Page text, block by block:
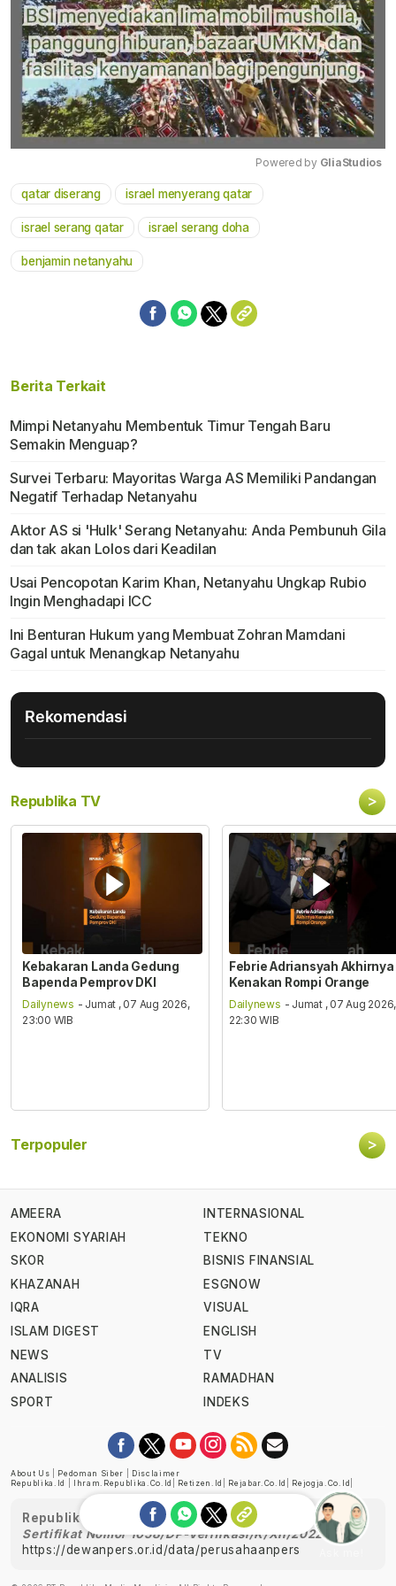
Powered by GliaStudios
qatar diserang israel menyerang qatar
israel serang qatar israel serang doha
benjamin netanyahu
Berita Terkait
Mimpi Netanyahu Membentuk Timur Tengah Baru
Semakin Menguap?
Survei Terbaru: Mayoritas Warga AS Memiliki Pandangan
Negatif Terhadap Netanyahu
Aktor AS si 'Hulk' Serang Netanyahu: Anda Pembunuh Gila
dan tak akan Lolos dari Keadilan
Usai Pencopotan Karim Khan, Netanyahu Ungkap Rubio
Ingin Menghadapi ICC
Ini Benturan Hukum yang Membuat Zohran Mamdani
Gagal untuk Menangkap Netanyahu
Rekomendasi
Republika TV >
Kebakaran Landa Gedung
Bapenda Pemprov DKI
Dailynews - Jumat , 07 Aug 2026,
23:00 WIB
Febrie Adriansyah Akhirnya
Kenakan Rompi Orange
Dailynews - Jumat , 07 Aug 2026,
22:30 WIB
Terpopuler >
AMEERA
EKONOMI SYARIAH
SKOR
KHAZANAH
IQRA
ISLAM DIGEST
NEWS
ANALISIS
SPORT
INTERNASIONAL
TEKNO
BISNIS FINANSIAL
ESGNOW
VISUAL
ENGLISH
TV
RAMADHAN
INDEKS
About Us Pedoman Siber
Disclaimer
Republika.id
Ihram.republika.co.id Retizen.id Rejabar.co.id Rejogja.co.id
Republika telah diverifikasi oleh Dewan Pers
Sertifikat Nomor 1058/DP-Verifikasi/K/XII/2022
https://dewanpers.or.id/data/perusahaanpers